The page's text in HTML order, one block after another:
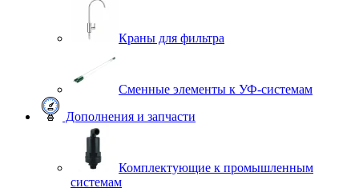
Краны для фильтра
Сменные элементы к УФ-системам
Дополнения и запчасти
Комплектующие к промышленным
системам